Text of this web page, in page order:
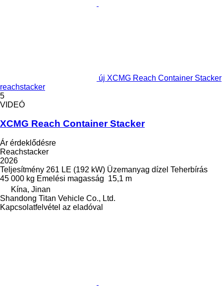
új XCMG Reach Container Stacker
reachstacker
5
VIDEÓ
XCMG Reach Container Stacker
Ár érdeklődésre
Reachstacker
2026
Teljesítmény 261 LE (192 kW) Üzemanyag dízel Teherbírás
45 000 kg Emelési magasság 15,1 m
Kína, Jinan
Shandong Titan Vehicle Co., Ltd.
Kapcsolatfelvétel az eladóval